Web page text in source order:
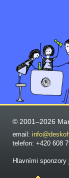
© 2001–2026
email:
telefon: +420 608
Hlavními sponzory